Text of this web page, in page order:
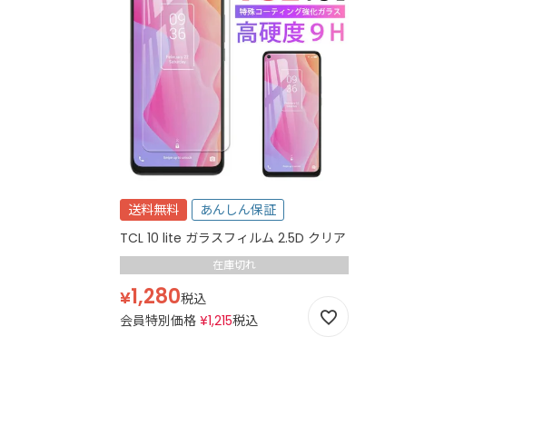
送料無料
あんしん保証
TCL 10 lite ガラスフィルム 2.5D クリア
在庫切れ
¥1,280税込
会員特別価格 ¥1,215税込